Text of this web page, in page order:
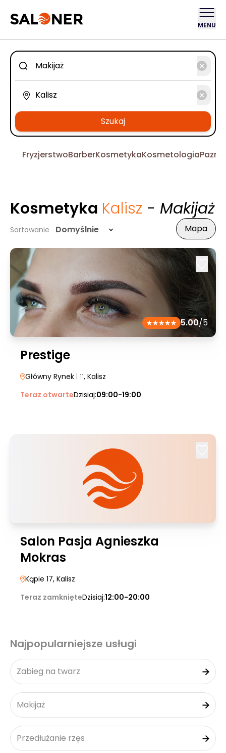
MENU
Szukaj
FryzjerstwoBarberKosmetykaKosmetologia
Kosmetyka Kalisz - Makijaż
Sortowanie Domyślnie Mapa
5.00/5
Prestige
Główny Rynek | 11, Kalisz
Teraz otwarteDzisiaj:09:00-19:00
Salon Pasja Agnieszka
Mokras
Kąpie 17, Kalisz
Teraz zamknięteDzisiaj:12:00-20:00
Najpopularniejsze usługi
Zabieg na twarz
Makijaż
Przedłużanie rzęs